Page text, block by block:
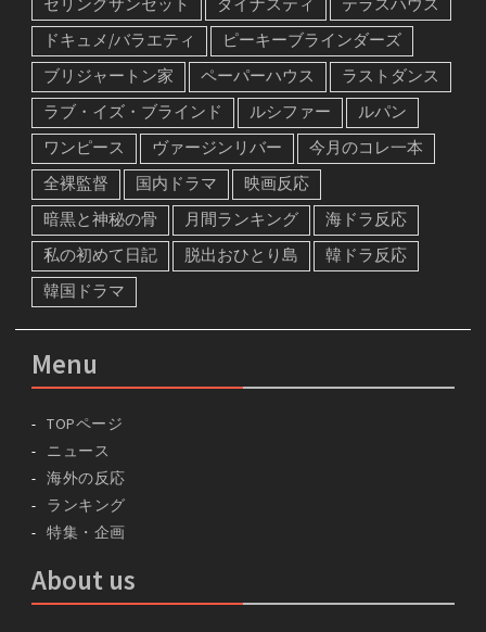
セリングサンセット
ダイナスティ
テラスハウス
ドキュメ/バラエティ
ピーキーブラインダーズ
ブリジャートン家
ペーパーハウス
ラストダンス
ラブ・イズ・ブラインド
ルシファー
ルパン
ワンピース
ヴァージンリバー
今月のコレ一本
全裸監督
国内ドラマ
映画反応
暗黒と神秘の骨
月間ランキング
海ドラ反応
私の初めて日記
脱出おひとり島
韓ドラ反応
韓国ドラマ
Menu
TOPページ
ニュース
海外の反応
ランキング
特集・企画
About us